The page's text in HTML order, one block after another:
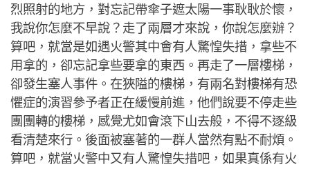
烈照射的地方，對忘記帶傘子遮太陽一事耿耿於懷，
我說你怎麼不早說？走了兩層才來說，你說怎麼辦？
算吧，就當是如遇火警其中會有人驚惶失措，拿些不
用拿的，卻忘記拿些要拿的東西。再走了一層樓梯，
卻發生塞人事件。在狹隘的樓梯，有兩名對樓梯有恐
懼症的演習參予者正在緩慢前進，他們說要不停走些
團團轉的樓梯，感覺尤如會滾下山去般，不得不逐級
看清楚來行。後面被塞著的一群人當然有點不耐煩。
算吧，就當火警中又有人驚惶失措吧，如果真係有火